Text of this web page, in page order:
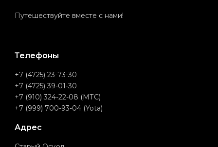
Путешествуйте вместе с нами!
Телефоны
+7 (4725) 23-73-30
+7 (4725) 39-01-30
+7 (910) 324-22-08 (МТС)
+7 (999) 700-93-04 (Yota)
Адрес